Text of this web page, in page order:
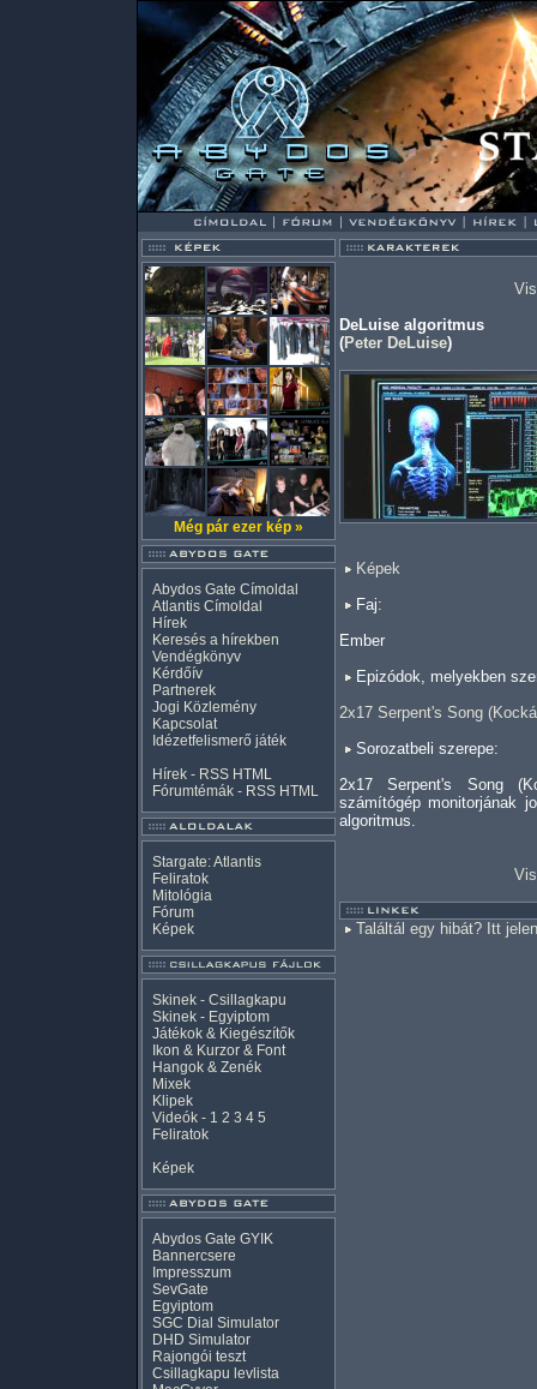
Még pár ezer kép »
Abydos Gate Címoldal
Atlantis Címoldal
Hírek
Keresés a hírekben
Vendégkönyv
Kérdőív
Partnerek
Jogi Közlemény
Kapcsolat
Idézetfelismerő játék
Hírek - RSS HTML
Fórumtémák - RSS HTML
Stargate: Atlantis
Feliratok
Mitológia
Fórum
Képek
Skinek - Csillagkapu
Skinek - Egyiptom
Játékok & Kiegészítők
Ikon & Kurzor & Font
Hangok & Zenék
Mixek
Klipek
Videók - 1 2 3 4 5
Feliratok
Képek
Abydos Gate GYIK
Bannercsere
Impresszum
SevGate
Egyiptom
SGC Dial Simulator
DHD Simulator
Rajongói teszt
Csillagkapu levlista
DeLuise algoritmus
(Peter DeLuise)
Képek
Faj:
Ember
Epizódok, melyekben
2x17 Serpent's Song
Sorozatbeli szerepe:
2x17 Serpent's Song
számítógép monitorjának
algoritmus.
Találtál egy hibát? Itt